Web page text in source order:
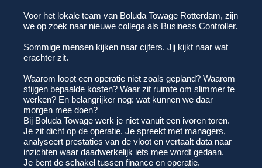
Voor het lokale team van Boluda Towage Rotterdam, zijn
we op zoek naar nieuwe collega als Business Controller.
Sommige mensen kijken naar cijfers. Jij kijkt naar wat
erachter zit.
Waarom loopt een operatie niet zoals gepland? Waarom
stijgen bepaalde kosten? Waar zit ruimte om slimmer te
werken? En belangrijker nog: wat kunnen we daar
morgen mee doen?
Bij Boluda Towage werk je niet vanuit een ivoren toren.
Je zit dicht op de operatie. Je spreekt met managers,
analyseert prestaties van de vloot en vertaalt data naar
inzichten waar daadwerkelijk iets mee wordt gedaan.
Je bent de schakel tussen finance en operatie.